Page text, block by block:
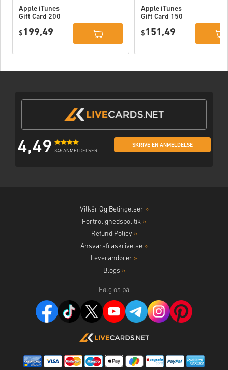
Apple iTunes
Gift Card 200
$ 199,49
Apple iTunes
Gift Card 150
$ 151,49
4,49 345 ANMELDELSER
SKRIVE EN ANMELDELSE
Vilkår Og Betingelser »
Fortrolighedspolitik »
Refund Policy »
Ansvarsfraskrivelse »
Leverandører »
Blogs »
Følg os på